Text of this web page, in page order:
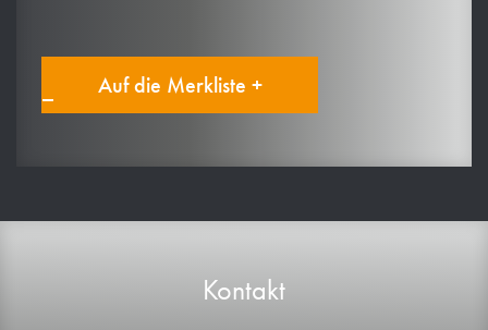
Auf die Merkliste +
Kontakt